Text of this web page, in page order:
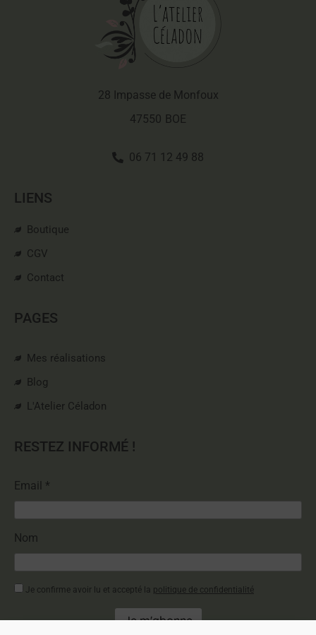
28 Impasse de Monfoux
47550 BOE
06 71 12 49 88
LIENS
Boutique
CGV
Contact
PAGES
Mes réalisations
Blog
L'Atelier Céladon
RESTEZ INFORMÉ !
Email *
Nom
Je confirme avoir lu et accepté la politique de confidentialité